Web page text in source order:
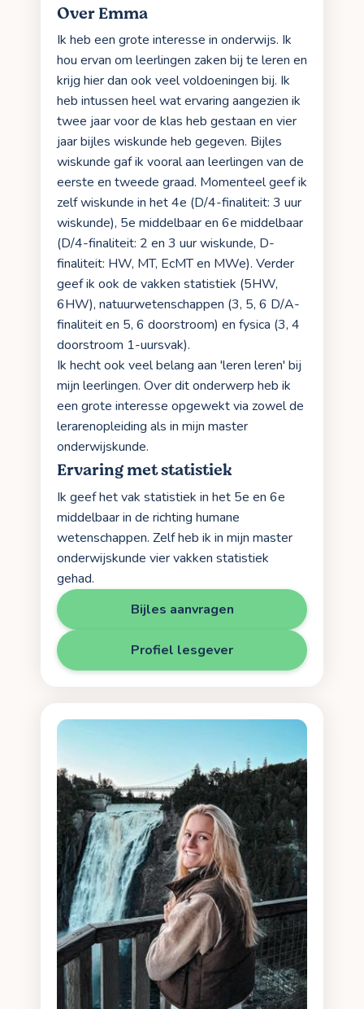
Over Emma
Ik heb een grote interesse in onderwijs. Ik
hou ervan om leerlingen zaken bij te leren en
krijg hier dan ook veel voldoeningen bij. Ik
heb intussen heel wat ervaring aangezien ik
twee jaar voor de klas heb gestaan en vier
jaar bijles wiskunde heb gegeven. Bijles
wiskunde gaf ik vooral aan leerlingen van de
eerste en tweede graad. Momenteel geef ik
zelf wiskunde in het 4e (D/4-finaliteit: 3 uur
wiskunde), 5e middelbaar en 6e middelbaar
(D/4-finaliteit: 2 en 3 uur wiskunde, D-
finaliteit: HW, MT, EcMT en MWe). Verder
geef ik ook de vakken statistiek (5HW,
6HW), natuurwetenschappen (3, 5, 6 D/A-
finaliteit en 5, 6 doorstroom) en fysica (3, 4
doorstroom 1-uursvak).
Ik hecht ook veel belang aan 'leren leren' bij
mijn leerlingen. Over dit onderwerp heb ik
een grote interesse opgewekt via zowel de
lerarenopleiding als in mijn master
onderwijskunde.
Ervaring met statistiek
Ik geef het vak statistiek in het 5e en 6e
middelbaar in de richting humane
wetenschappen. Zelf heb ik in mijn master
onderwijskunde vier vakken statistiek
gehad.
Bijles aanvragen
Profiel lesgever